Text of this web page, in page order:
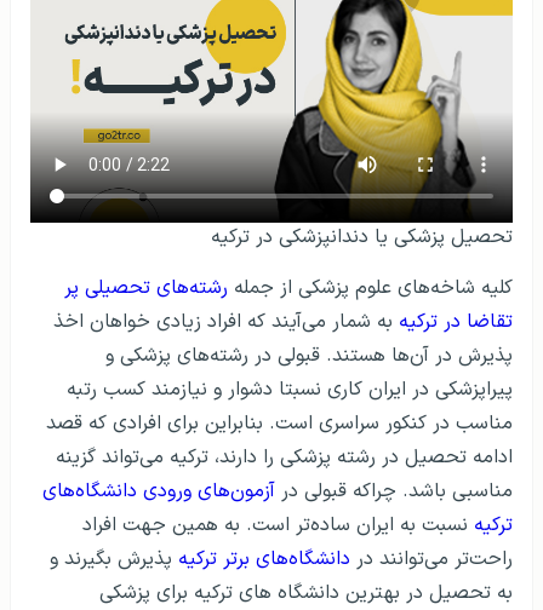
تحصیل پزشکی یا دندانپزشکی در ترکیه
کلیه شاخه‌های علوم پزشکی از جمله رشته‌های تحصیلی پر
تقاضا در ترکیه به شمار می‌آیند که افراد زیادی خواهان اخذ
پذیرش در آن‌ها هستند. قبولی در رشته‌های پزشکی و
پیراپزشکی در ایران کاری نسبتا دشوار و نیازمند کسب رتبه
مناسب در کنکور سراسری است. بنابراین برای افرادی که قصد
ادامه تحصیل در رشته پزشکی را دارند، ترکیه می‌تواند گزینه
مناسبی باشد. چراکه قبولی در آزمون‌های ورودی دانشگاه‌های
ترکیه نسبت به ایران ساده‌تر است. به ‌همین جهت افراد
راحت‌تر می‌توانند در دانشگاه‌های برتر ترکیه پذیرش بگیرند و
به تحصیل در بهترین دانشگاه های ترکیه برای پزشکی